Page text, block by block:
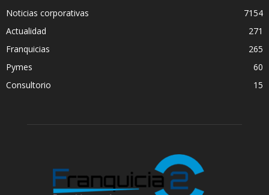
Noticias corporativas
7154
Actualidad
271
Franquicias
265
Pymes
60
Consultorio
15